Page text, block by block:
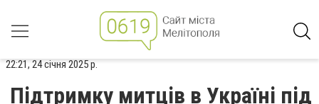
22:21, 24 січня 2025 р.
Підтримку митців в Україні під